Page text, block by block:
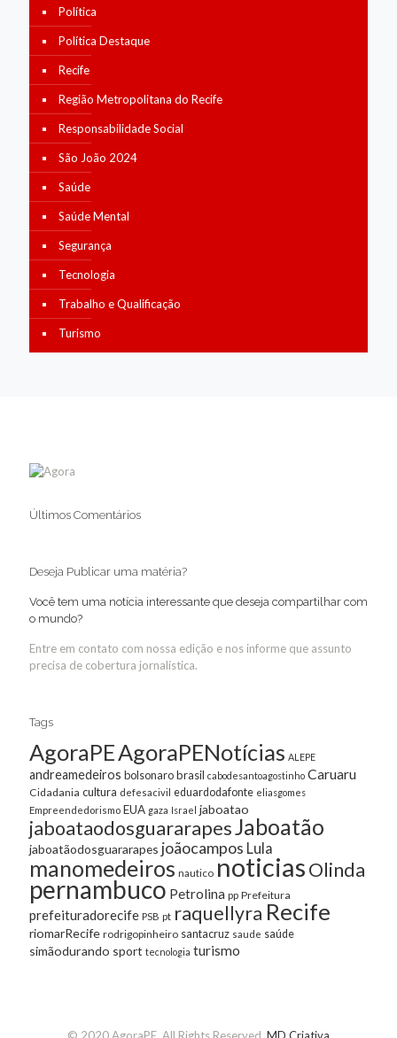
Política
Política Destaque
Recife
Região Metropolitana do Recife
Responsabilidade Social
São João 2024
Saúde
Saúde Mental
Segurança
Tecnologia
Trabalho e Qualificação
Turismo
Últimos Comentários
Deseja Publicar uma matéria?
Você tem uma notícia interessante que deseja compartilhar com
o mundo?
Entre em contato com nossa edição e nos informe que assunto
precisa de cobertura jornalística.
Tags
AgoraPEAgoraPENotícias ALEPE
andreamedeiros bolsonarobrasil cabodesantoagostinho Caruaru
Cidadania cultura defesacivil eduardodafonte eliasgomes
Empreendedorismo EUA gaza Israel jaboatao
jaboataodosguararapesJaboatão
jaboatãodosguararapes joãocampos Lula
manomedeiros nautico noticiasOlinda
pernambuco Petrolina pp Prefeitura
prefeituradorecife PSB pt raquellyra Recife
riomarRecife rodrigopinheiro santacruz saude saúde
simãodurando sport tecnologia turismo